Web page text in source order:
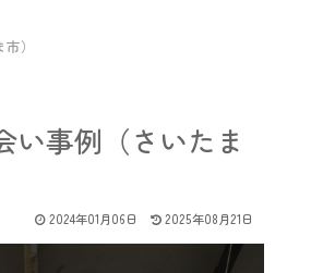
）
い事例（さいたま
2024年01月06日 2025年08月21日